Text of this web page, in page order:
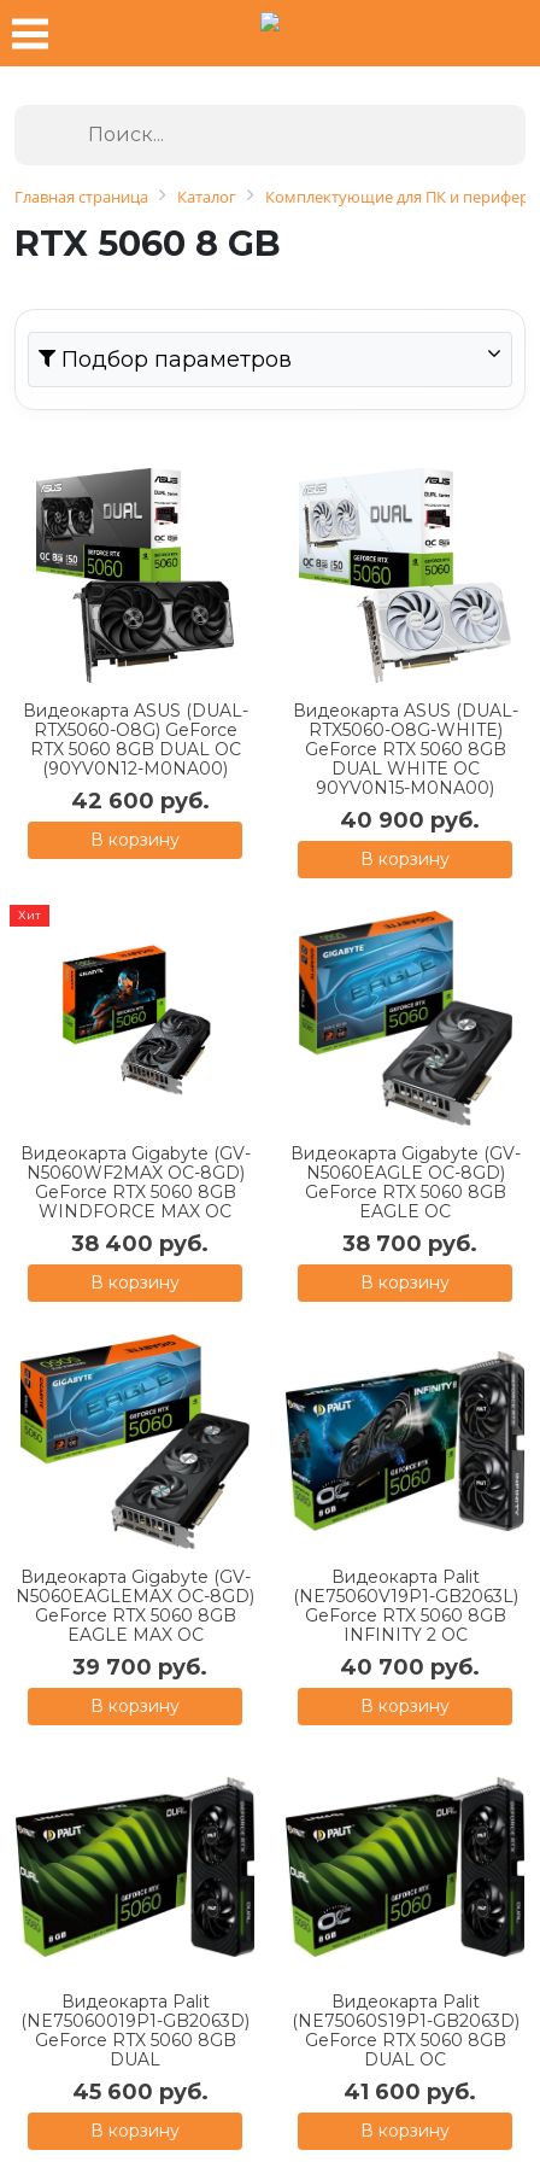
Главная страница Каталог Комплектующие для ПК и
RTX 5060 8 GB
Подбор параметров
Видеокарта ASUS (DUAL-
RTX5060-O8G) GeForce
RTX 5060 8GB DUAL OC
(90YV0N12-M0NA00)
42 600 руб.
В корзину
Видеокарта ASUS (DUAL-
RTX5060-O8G-WHITE)
GeForce RTX 5060 8GB
DUAL WHITE OC
90YV0N15-M0NA00)
40 900 руб.
В корзину
Хит
Видеокарта Gigabyte (GV-
N5060WF2MAX OC-8GD)
GeForce RTX 5060 8GB
WINDFORCE MAX OC
38 400 руб.
В корзину
Видеокарта Gigabyte (GV-
N5060EAGLE OC-8GD)
GeForce RTX 5060 8GB
EAGLE OC
38 700 руб.
В корзину
Видеокарта Gigabyte (GV-
N5060EAGLEMAX OC-8GD)
GeForce RTX 5060 8GB
EAGLE MAX OC
39 700 руб.
В корзину
Видеокарта Palit
(NE75060V19P1-GB2063L)
GeForce RTX 5060 8GB
INFINITY 2 OC
40 700 руб.
В корзину
Видеокарта Palit
(NE75060019P1-GB2063D)
GeForce RTX 5060 8GB
DUAL
45 600 руб.
В корзину
Видеокарта Palit
(NE75060S19P1-GB2063D)
GeForce RTX 5060 8GB
DUAL OC
41 600 руб.
В корзину